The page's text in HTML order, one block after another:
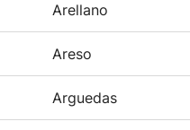
Arellano
Areso
Arguedas